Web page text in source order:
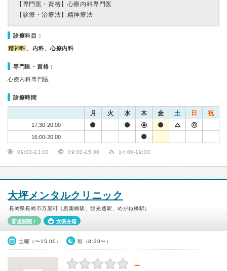
【専門医・資格】 心療内科専門医
【診療・治療法】 精神療法
診療科目：
精神科 、内科、心療内科
専門医・資格：
心療内科専門医
診療時間
月 火 水 木 金 土 日 祝
17:30-20:00
16:00-20:00
09:00-13:00 09:00-15:00 14:00-19:00
大坪メンタルクリニック
長崎県長崎市万屋町（思案橋駅、観光通駅、めがね橋駅）
新規開院！ 女医在籍
土曜（〜15:00） 朝（8:30〜）
－